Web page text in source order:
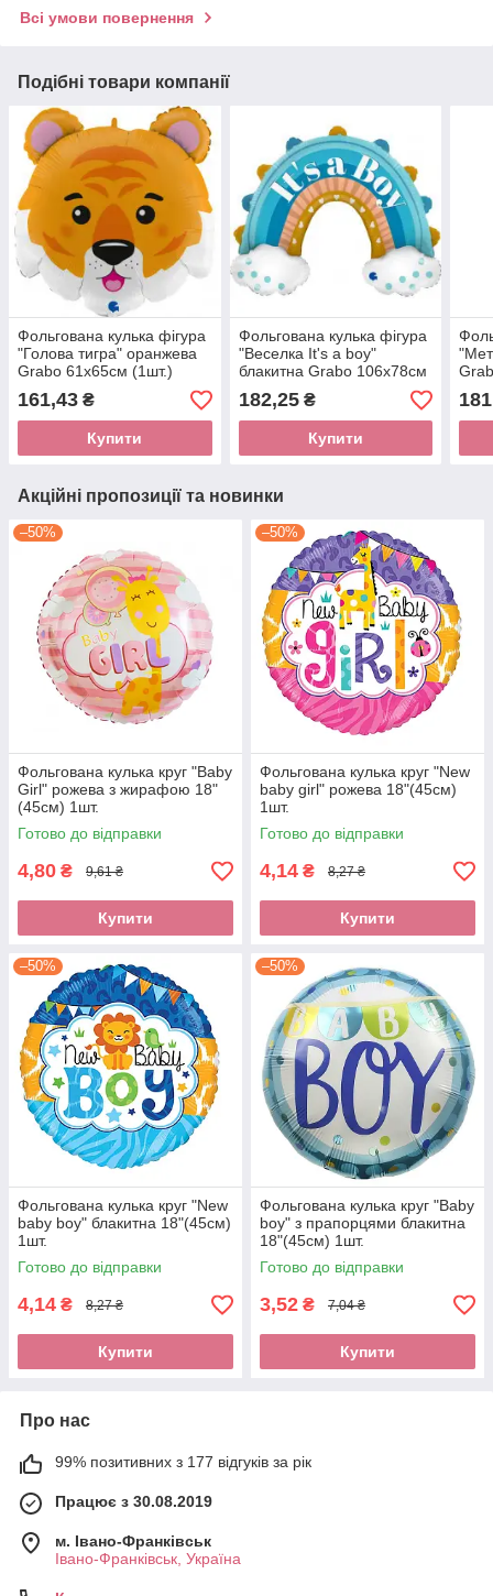
Всі умови повернення
Подібні товари компанії
Фольгована кулька фігура
"Голова тигра" оранжева
Grabo 61х65см (1шт.)
161,43 ₴
Купити
Фольгована кулька фігура
"Веселка It's a boy"
блакитна Grabo 106х78см
(1шт.)
182,25₴
Купити
Акційні пропозиції та новинки
–50%
Фольгована кулька круг "Baby
Girl" рожева з жирафою 18"
(45см) 1шт.
Готово до відправки
4,80 ₴ 9,61 ₴
Купити
–50%
Фольгована кулька круг "New
baby girl" рожева 18"(45см)
1шт.
Готово до відправки
4,14 ₴ 8,27 ₴
Купити
–50%
Фольгована кулька круг "New
baby boy" блакитна 18"(45см)
1шт.
Готово до відправки
4,14 ₴ 8,27 ₴
Купити
–50%
Фольгована кулька круг "Baby
boy" з прапорцями блакитна
18"(45см) 1шт.
Готово до відправки
3,52 ₴ 7,04 ₴
Купити
Про нас
99% позитивних з 177 відгуків за рік
Працює з 30.08.2019
м. Івано-Франківськ
Івано-Франківськ, Україна